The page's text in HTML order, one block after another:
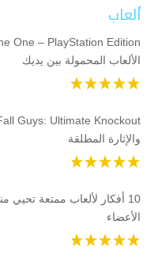
ألعاب
الألعاب المحمولة بين يديك
والإثارة المطلقة
10 أفكار لألعاب ممتعة تحيي
الأعضاء